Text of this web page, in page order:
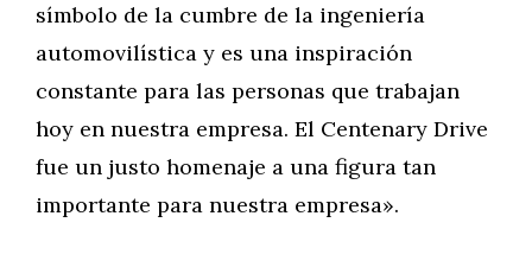
símbolo de la cumbre de la ingeniería
automovilística y es una inspiración
constante para las personas que trabajan
hoy en nuestra empresa. El Centenary Drive
fue un justo homenaje a una figura tan
importante para nuestra empresa».